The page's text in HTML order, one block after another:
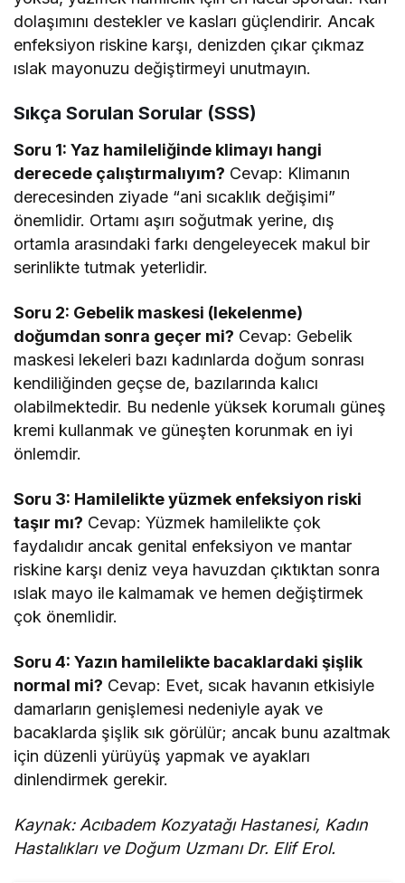
dolaşımını destekler ve kasları güçlendirir. Ancak
enfeksiyon riskine karşı, denizden çıkar çıkmaz
ıslak mayonuzu değiştirmeyi unutmayın.
Sıkça Sorulan Sorular (SSS)
Soru 1: Yaz hamileliğinde klimayı hangi
derecede çalıştırmalıyım? Cevap: Klimanın
derecesinden ziyade “ani sıcaklık değişimi”
önemlidir. Ortamı aşırı soğutmak yerine, dış
ortamla arasındaki farkı dengeleyecek makul bir
serinlikte tutmak yeterlidir.
Soru 2: Gebelik maskesi (lekelenme)
doğumdan sonra geçer mi? Cevap: Gebelik
maskesi lekeleri bazı kadınlarda doğum sonrası
kendiliğinden geçse de, bazılarında kalıcı
olabilmektedir. Bu nedenle yüksek korumalı güneş
kremi kullanmak ve güneşten korunmak en iyi
önlemdir.
Soru 3: Hamilelikte yüzmek enfeksiyon riski
taşır mı? Cevap: Yüzmek hamilelikte çok
faydalıdır ancak genital enfeksiyon ve mantar
riskine karşı deniz veya havuzdan çıktıktan sonra
ıslak mayo ile kalmamak ve hemen değiştirmek
çok önemlidir.
Soru 4: Yazın hamilelikte bacaklardaki şişlik
normal mi? Cevap: Evet, sıcak havanın etkisiyle
damarların genişlemesi nedeniyle ayak ve
bacaklarda şişlik sık görülür; ancak bunu azaltmak
için düzenli yürüyüş yapmak ve ayakları
dinlendirmek gerekir.
Kaynak: Acıbadem Kozyatağı Hastanesi, Kadın
Hastalıkları ve Doğum Uzmanı Dr. Elif Erol.